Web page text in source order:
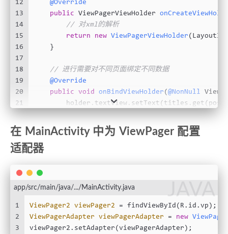
12
13
14
15
16
17
18
19
20
21
23
24
25
27
29
30
31
32
@Override
public ViewPagerViewHolder
// 对xml的解析
return
new ViewPagerViewHolder
    }
// 进行需要对不同页面绑定不同数据
@Override
public
void onBindViewHolder ( @NonNull
// 根据需要设置页面数
// 加载各个页面都具有的控件
class
ViewPagerViewHolder extends
在 MainActivity 中为 ViewPager 配置
适配器
JAVA
app/src/main/java/.../MainActivity.java
1
2
3
ViewPager2 viewPager2 = findViewById(R.id.vp);
ViewPagerAdapter
viewPagerAdapter = new
viewPager2.setAdapter(viewPagerAdapter);